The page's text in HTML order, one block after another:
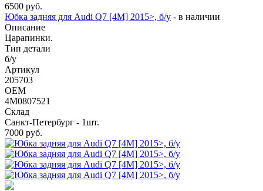
6500 руб.
Юбка задняя для Audi Q7 [4M] 2015>, б/у - в наличии
Описание
Царапинки.
Тип детали
б/у
Артикул
205703
OEM
4M0807521
Склад
Санкт-Петербург - 1шт.
7000 руб.